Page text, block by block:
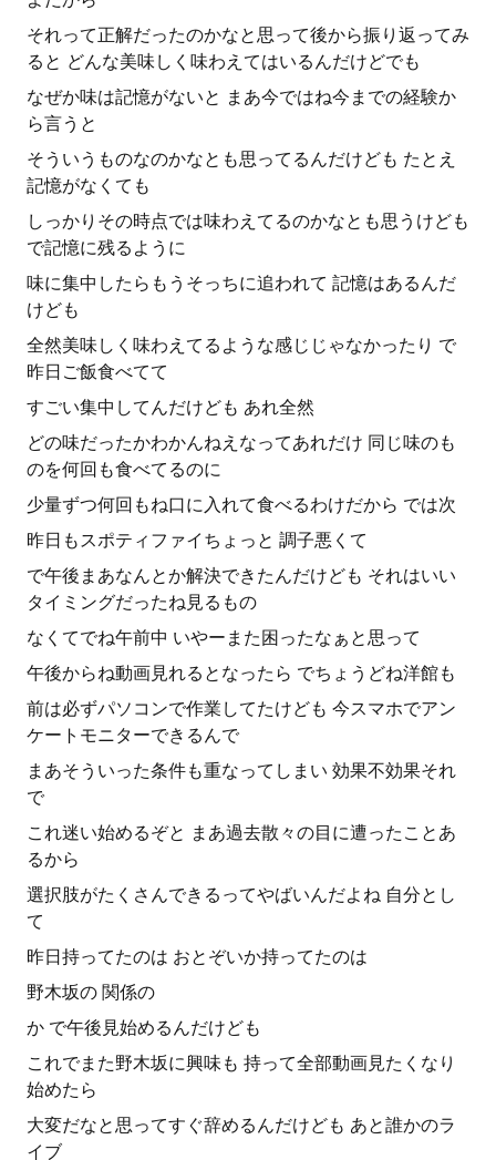
それって正解だったのかなと思って後から振り返ってみ
ると どんな美味しく味わえてはいるんだけどでも
なぜか味は記憶がないと まあ今ではね今までの経験か
ら言うと
そういうものなのかなとも思ってるんだけども たとえ
記憶がなくても
しっかりその時点では味わえてるのかなとも思うけども
で記憶に残るように
味に集中したらもうそっちに追われて 記憶はあるんだ
けども
全然美味しく味わえてるような感じじゃなかったり で
昨日ご飯食べてて
すごい集中してんだけども あれ全然
どの味だったかわかんねえなってあれだけ 同じ味のも
のを何回も食べてるのに
少量ずつ何回もね口に入れて食べるわけだから では次
昨日もスポティファイちょっと 調子悪くて
で午後まあなんとか解決できたんだけども それはいい
タイミングだったね見るもの
なくてでね午前中 いやーまた困ったなぁと思って
午後からね動画見れるとなったら でちょうどね洋館も
前は必ずパソコンで作業してたけども 今スマホでアン
ケートモニターできるんで
まあそういった条件も重なってしまい 効果不効果それ
で
これ迷い始めるぞと まあ過去散々の目に遭ったことあ
るから
選択肢がたくさんできるってやばいんだよね 自分とし
て
昨日持ってたのは おとぞいか持ってたのは
野木坂の 関係の
か で午後見始めるんだけども
これでまた野木坂に興味も 持って全部動画見たくなり
始めたら
大変だなと思ってすぐ辞めるんだけども あと誰かのラ
イブ